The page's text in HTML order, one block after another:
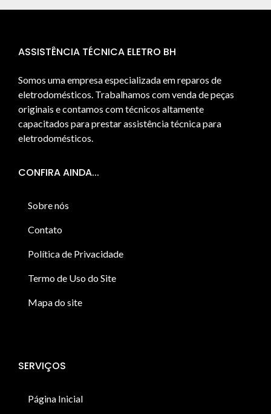
ASSISTÊNCIA TÉCNICA ELETRO BH
Somos uma empresa especializada em reparos de
eletrodomésticos. Trabalhamos com venda de peças
originais e contamos com técnicos altamente
capacitados para prestar assistência técnica para
eletrodomésticos.
CONFIRA AINDA...
Sobre nós
Contato
Política de Privacidade
Termo de Uso do Site
Mapa do site
SERVIÇOS
Página Inicial